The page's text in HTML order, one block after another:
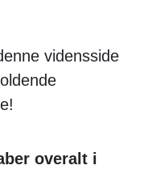
vidensside
overalt i